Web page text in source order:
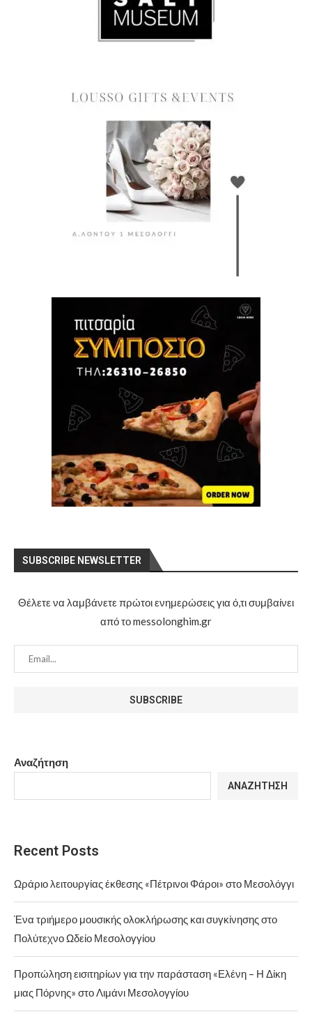
Αναζήτηση
ΑΝΑΖΉΤΗΣΗ
Recent Posts
Ωράριο λειτουργίας έκθεσης «Πέτρινοι Φάροι» στο Μεσολόγγι
Ένα τριήμερο μουσικής ολοκλήρωσης και συγκίνησης στο
Πολύτεχνο Ωδείο Μεσολογγίου
Προπώληση εισιτηρίων για την παράσταση «Ελένη – Η Δίκη
μιας Πόρνης» στο Λιμάνι Μεσολογγίου
SUBSCRIBE NEWSLETTER
Θέλετε να λαμβάνετε πρώτοι ενημερώσεις για ό,τι συμβαίνει
από το messolonghim.gr